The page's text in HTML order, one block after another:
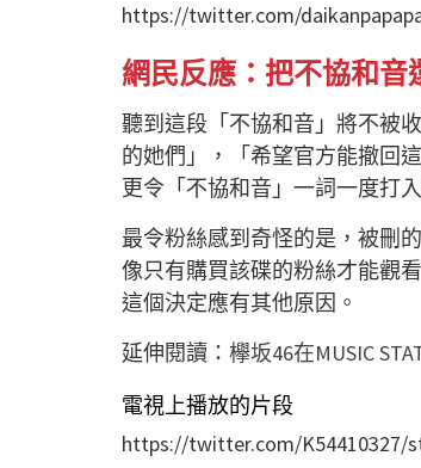
https://twitter.com/
網民反應：把不協和音
聽到這段「不協和音」將不被
的她們」，「希望官方能撤回
更令「不協和音」一詞一度打
最令粉絲感到奇怪的是，被刪
像只有購買該碟的粉絲才能觀
這個決定應有其他原因。
延伸閱讀： 欅坂46在MUSIC
電視上播放的片段
https://twitter.com/K54410327/